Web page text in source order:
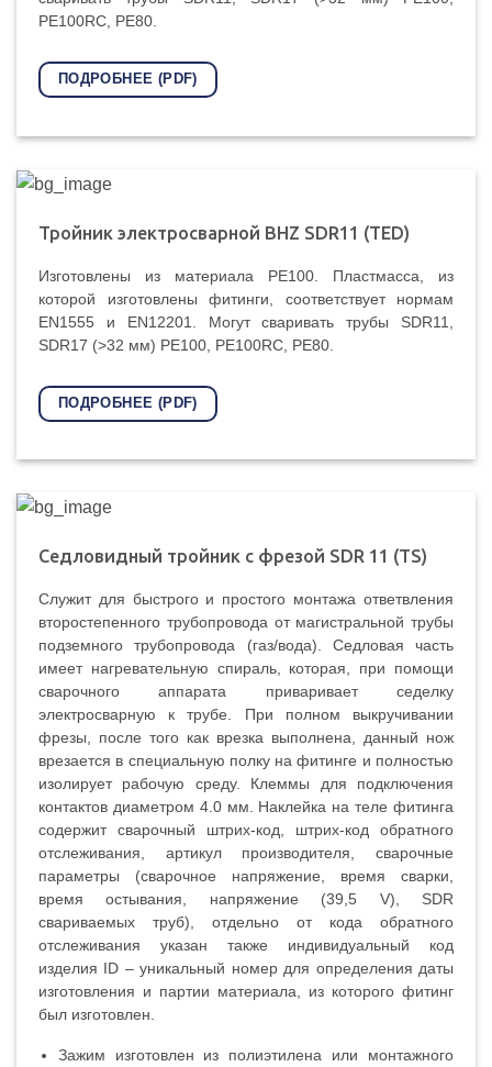
PE100RC, PE80.
ПОДРОБНЕЕ (PDF)
Тройник электросварной BHZ SDR11 (TED)
Изготовлены из материала PE100. Пластмасса, из
которой изготовлены фитинги, соответствует нормам
EN1555 и EN12201. Могут сваривать трубы SDR11,
SDR17 (>32 мм) PE100, PE100RC, PE80.
ПОДРОБНЕЕ (PDF)
Cедловидный тройник с фрезой SDR 11 (TS)
Служит для быстрого и простого монтажа ответвления
второстепенного трубопровода от магистральной трубы
подземного трубопровода (газ/вода). Седловая часть
имеет нагревательную спираль, которая, при помощи
сварочного аппарата приваривает седелку
электросварную к трубе. При полном выкручивании
фрезы, после того как врезка выполнена, данный нож
врезается в специальную полку на фитинге и полностью
изолирует рабочую среду. Клеммы для подключения
контактов диаметром 4.0 мм. Наклейка на теле фитинга
содержит сварочный штрих-код, штрих-код обратного
отслеживания, артикул производителя, сварочные
параметры (сварочное напряжение, время сварки,
время остывания, напряжение (39,5 V), SDR
свариваемых труб), отдельно от кода обратного
отслеживания указан также индивидуальный код
изделия ID – уникальный номер для определения даты
изготовления и партии материала, из которого фитинг
был изготовлен.
Зажим изготовлен из полиэтилена или монтажного